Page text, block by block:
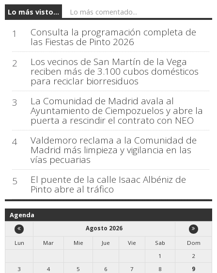
Lo más visto... Lo más comentado...
1 Consulta la programación completa de
las Fiestas de Pinto 2026
2
Los vecinos de San Martín de la Vega
reciben más de 3.100 cubos domésticos
para reciclar biorresiduos
3
La Comunidad de Madrid avala al
Ayuntamiento de Ciempozuelos y abre la
puerta a rescindir el contrato con NEO
4
Valdemoro reclama a la Comunidad de
Madrid más limpieza y vigilancia en las
vías pecuarias
5
El puente de la calle Isaac Albéniz de
Pinto abre al tráfico
Agenda
Agosto 2026
Lun
Mar Mie Jue Vie Sab
Dom
1
2
3
4 5 6 7 8
9